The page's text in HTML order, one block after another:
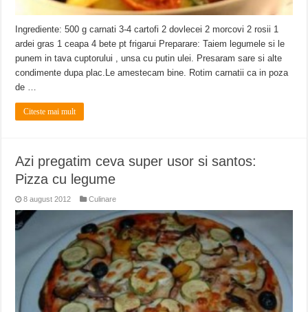
Ingrediente: 500 g carnati 3-4 cartofi 2 dovlecei 2 morcovi 2 rosii 1
ardei gras 1 ceapa 4 bete pt frigarui Preparare: Taiem legumele si le
punem in tava cuptorului , unsa cu putin ulei. Presaram sare si alte
condimente dupa plac.Le amestecam bine. Rotim carnatii ca in poza
de …
Citeste mai mult
Azi pregatim ceva super usor si santos:
Pizza cu legume
8 august 2012 Culinare